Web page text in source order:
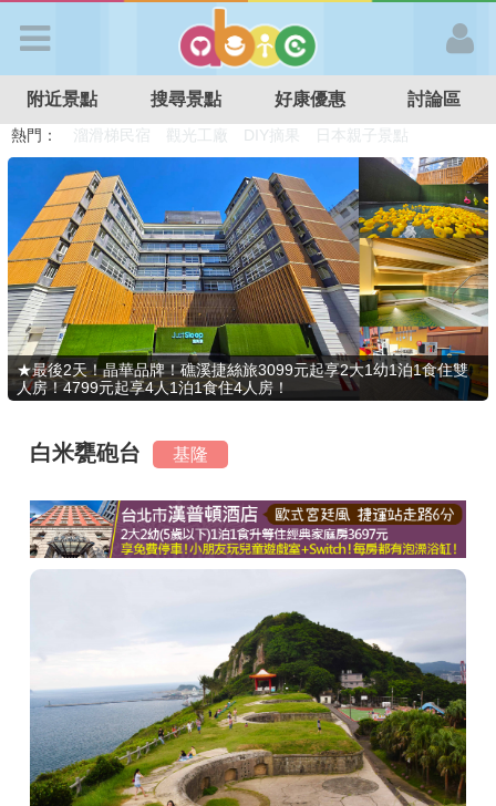
APP登入
首 頁
搜尋景點
好康優惠
最新消息
最新留言
商家合作
聯絡我們
附近景點 搜尋景點 好康優惠 討論區
熱門： 溜滑梯民宿 觀光工廠 DIY摘果
日本親子景點
特色遊戲場
親子住房優惠 台北親子餐廳 溫泉泡湯SPA
★最後2天！晶華品牌！礁溪捷絲旅3099元起享2大1幼1泊1食住雙
人房！4799元起享4人1泊1食住4人房！
白米甕砲台 基隆